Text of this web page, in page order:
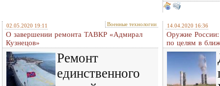
02.05.2020 19:11 Военные технологии
О завершении ремонта ТАВКР «Адмирал
Кузнецов»
Ремонт
единственного
14.04.2020 16:36
Оружие
по целям в